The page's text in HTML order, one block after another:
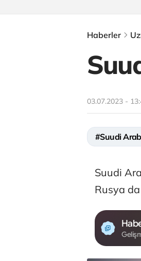
Haberler
03.07.2023 -
#Suudi
Suudi
Rusya da